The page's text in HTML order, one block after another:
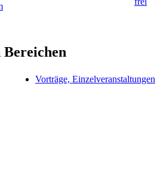
Vorträge, Einzelveranstaltungen